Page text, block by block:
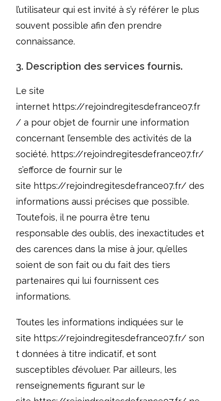
l’utilisateur qui est invité à s’y référer le plus
souvent possible afin d’en prendre
connaissance.
3. Description des services fournis.
Le site
internet https://rejoindregitesdefrance07.fr
/ a pour objet de fournir une information
concernant l’ensemble des activités de la
société. https://rejoindregitesdefrance07.fr/
s’efforce de fournir sur le
site https://rejoindregitesdefrance07.fr/ des
informations aussi précises que possible.
Toutefois, il ne pourra être tenu
responsable des oublis, des inexactitudes et
des carences dans la mise à jour, qu’elles
soient de son fait ou du fait des tiers
partenaires qui lui fournissent ces
informations.
Toutes les informations indiquées sur le
site https://rejoindregitesdefrance07.fr/ son
t données à titre indicatif, et sont
susceptibles d’évoluer. Par ailleurs, les
renseignements figurant sur le